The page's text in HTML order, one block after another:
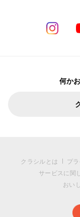
何か
クラシルとは プ
サービスに関
おい